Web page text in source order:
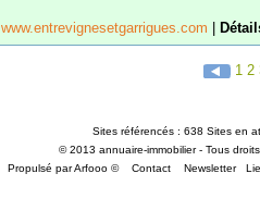
www.entrevignesetgarrigues.com
1 2
Sites référencés : 638 Sites en
© 2013 annuaire-immobilier - Tous
Propulsé par Arfooo © Contact Newsletter